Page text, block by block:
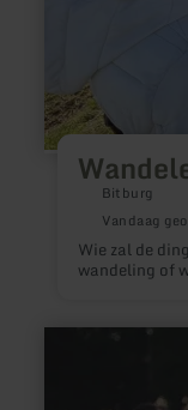
Bitburg
Vandaag
Wie zal de
wandeling of